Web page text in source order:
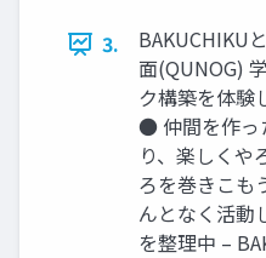
3.
BAKUCHIKU
面(QUNOG)
ク構築を体験
● 仲間を作っ
り、楽しく
ろを巻きこも
んとなく活動
を整理中 –